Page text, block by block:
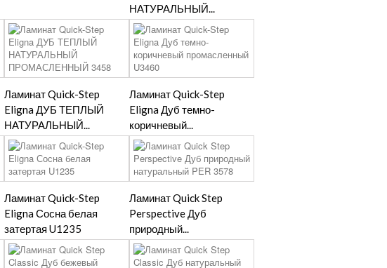
НАТУРАЛЬНЫЙ...
Ламинат Quick-Step
Eligna ДУБ ТЕПЛЫЙ
НАТУРАЛЬНЫЙ...
Ламинат Quick-Step
Eligna Дуб темно-
коричневый...
Ламинат Quick-Step
Eligna Сосна белая
затертая U1235
Ламинат Quick Step
Perspective Дуб
природный...